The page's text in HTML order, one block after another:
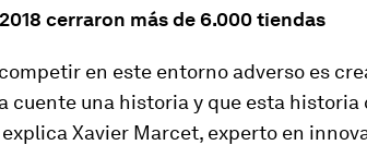
cerraron más de 6.000 tiendas
en este entorno adverso es
cuente una historia y que esta historia
Xavier Marcet, experto en